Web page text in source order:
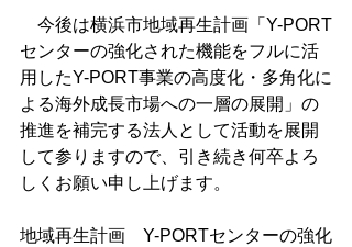
今後は横浜市地域再生計画「Y-PORT
センターの強化された機能をフルに活
用したY-PORT事業の高度化・多角化に
よる海外成長市場への一層の展開」の
推進を補完する法人として活動を展開
して参りますので、引き続き何卒よろ
しくお願い申し上げます。
地域再生計画　Y-PORTセンターの強化